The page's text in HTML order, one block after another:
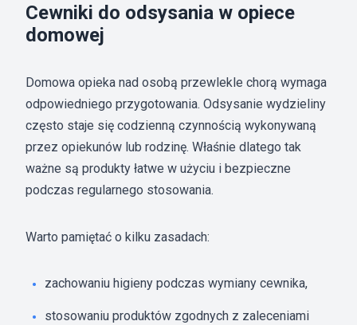
Cewniki do odsysania w opiece
domowej
Domowa opieka nad osobą przewlekle chorą wymaga
odpowiedniego przygotowania. Odsysanie wydzieliny
często staje się codzienną czynnością wykonywaną
przez opiekunów lub rodzinę. Właśnie dlatego tak
ważne są produkty łatwe w użyciu i bezpieczne
podczas regularnego stosowania.
Warto pamiętać o kilku zasadach:
zachowaniu higieny podczas wymiany cewnika,
stosowaniu produktów zgodnych z zaleceniami